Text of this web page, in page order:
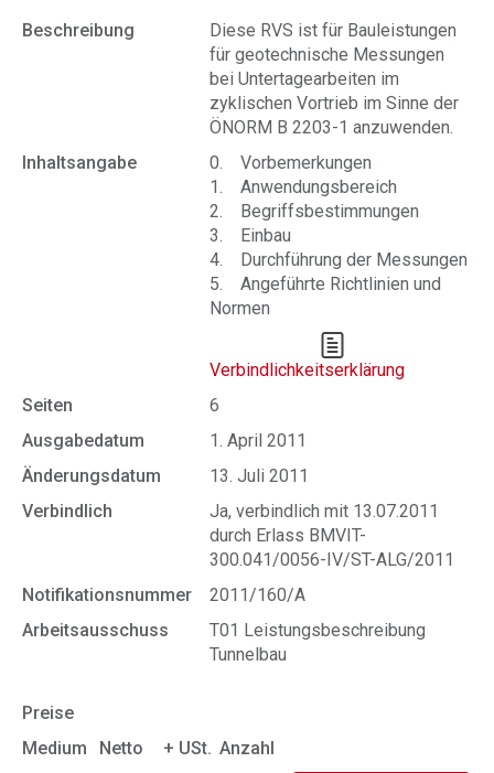
Beschreibung
Diese RVS ist für Bauleistungen
für geotechnische Messungen
bei Untertagearbeiten im
zyklischen Vortrieb im Sinne der
ÖNORM B 2203-1 anzuwenden.
Inhaltsangabe
0. Vorbemerkungen
1. Anwendungsbereich
2. Begriffsbestimmungen
3. Einbau
4. Durchführung der Messungen
5. Angeführte Richtlinien und
Normen
Verbindlichkeitserklärung
Seiten
6
Ausgabedatum
1. April 2011
Änderungsdatum
13. Juli 2011
Verbindlich
Ja, verbindlich mit 13.07.2011
durch Erlass BMVIT-
300.041/0056-IV/ST-ALG/2011
Notifikationsnummer
2011/160/A
Arbeitsausschuss
T01 Leistungsbeschreibung
Tunnelbau
Preise
Medium
Netto + USt. Anzahl